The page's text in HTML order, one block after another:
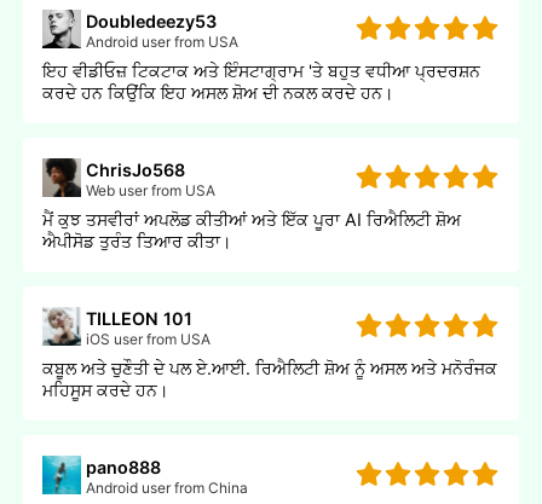
Doubledeezy53
Android user from USA
ਇਹ ਵੀਡੀਓਜ਼ ਟਿਕਟਾਕ ਅਤੇ ਇੰਸਟਾਗ੍ਰਾਮ 'ਤੇ ਬਹੁਤ ਵਧੀਆ ਪ੍ਰਦਰਸ਼ਨ
ਕਰਦੇ ਹਨ ਕਿਉਂਕਿ ਇਹ ਅਸਲ ਸ਼ੋਅ ਦੀ ਨਕਲ ਕਰਦੇ ਹਨ।
ChrisJo568
Web user from USA
ਮੈਂ ਕੁਝ ਤਸਵੀਰਾਂ ਅਪਲੋਡ ਕੀਤੀਆਂ ਅਤੇ ਇੱਕ ਪੂਰਾ AI ਰਿਐਲਿਟੀ ਸ਼ੋਅ
ਐਪੀਸੋਡ ਤੁਰੰਤ ਤਿਆਰ ਕੀਤਾ।
TILLEON 101
iOS user from USA
ਕਬੂਲ ਅਤੇ ਚੁਣੌਤੀ ਦੇ ਪਲ ਏ.ਆਈ. ਰਿਐਲਿਟੀ ਸ਼ੋਅ ਨੂੰ ਅਸਲ ਅਤੇ ਮਨੋਰੰਜਕ
ਮਹਿਸੂਸ ਕਰਦੇ ਹਨ।
pano888
Android user from China